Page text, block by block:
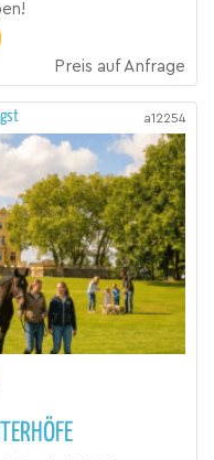
Preis auf Anfrage
a12254